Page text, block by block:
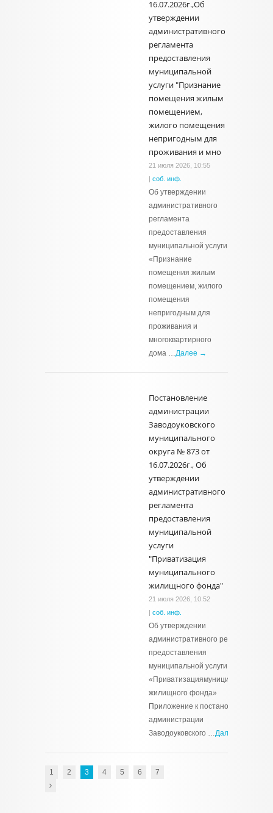
16.07.2026г.,Об
утверждении
административного
регламента
предоставления
муниципальной
услуги "Признание
помещения жилым
помещением,
жилого помещения
непригодным для
проживания и мно
21 июля 2026, 10:55
| соб. инф.
Об утверждении
административного
регламента
предоставления
муниципальной услуги
«Признание
помещения жилым
помещением, жилого
помещения
непригодным для
проживания и
многоквартирного
дома …Далее →
Постановление
администрации
Заводоуковского
муниципального
округа № 873 от
16.07.2026г., Об
утверждении
административного
регламента
предоставления
муниципальной
услуги
"Приватизация
муниципального
жилищного фонда"
21 июля 2026, 10:52
| соб. инф.
Об утверждении
административного регламента
предоставления
муниципальной услуги
«Приватизациямуниципального
жилищного фонда»
Приложение к постановлению
администрации
Заводоуковского …Далее →
1 2 3 4 5 6 7